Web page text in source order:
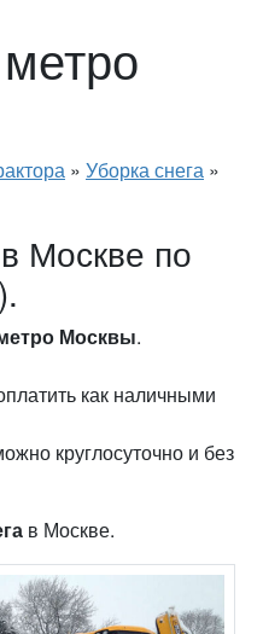
» Уборка снега »
Москве по
Москвы.
как наличными
круглосуточно и без
в Москве.